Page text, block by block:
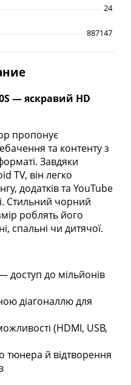
24
887147
— яскравий HD
пропонує
та контенту з
Завдяки
TV, він легко
додатків та YouTube
Стильний чорний
роблять його
спальні чи дитячої.
доступ до мільйонів
діагоналлю для
(HDMI, USB,
тюнера й відтворення